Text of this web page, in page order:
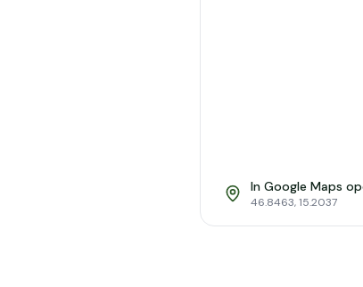
In Google Maps
46.8463,15.2037